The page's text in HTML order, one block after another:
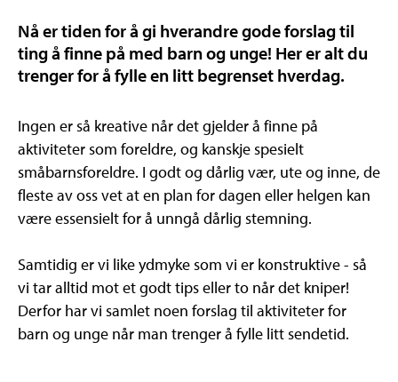
Nå er tiden for å gi hverandre gode forslag til
ting å finne på med barn og unge! Her er alt du
trenger for å fylle en litt begrenset hverdag.
Ingen er så kreative når det gjelder å finne på
aktiviteter som foreldre, og kanskje spesielt
småbarnsforeldre. I godt og dårlig vær, ute og inne, de
fleste av oss vet at en plan for dagen eller helgen kan
være essensielt for å unngå dårlig stemning.
Samtidig er vi like ydmyke som vi er konstruktive - så
vi tar alltid mot et godt tips eller to når det kniper!
Derfor har vi samlet noen forslag til aktiviteter for
barn og unge når man trenger å fylle litt sendetid.